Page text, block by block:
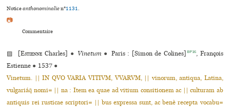
Noticeanthonominalien°1131.
📷
Commentaire
▨ [Estienne Charles] ● Vinetum ● Paris : [Simon de Colines] BP16, François
Estienne ● 1537 ●
Vinetum. || IN QVO VARIA VITIVM, VVARVM, || vinorum, antiqua, Latina,
vulgariáq̃ nomi= || na : Item ea quae ad vitium consitionem ac || culturam ab
antiquis rei rusticae scriptori= || bus expressa sunt, ac benè recepta vocabu=